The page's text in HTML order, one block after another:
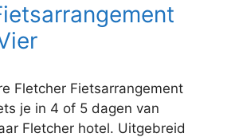
Fletcher Fietsarrangement
je in 4 of 5 dagen van
Fletcher hotel. Uitgebreid